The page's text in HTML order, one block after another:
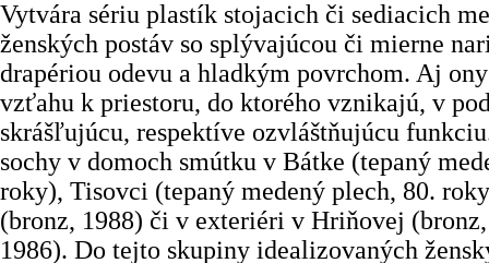
Vytvára sériu plastík stojacich či sediacich
ženských postáv so splývajúcou či mierne
drapériou odevu a hladkým povrchom. Aj
vzťahu k priestoru, do ktorého vznikajú, v
skrášľujúcu, respektíve ozvláštňujúcu
sochy v domoch smútku v Bátke (tepaný
roky), Tisovci (tepaný medený plech, 80.
(bronz, 1988) či v exteriéri v Hriňovej
1986). Do tejto skupiny idealizovaných